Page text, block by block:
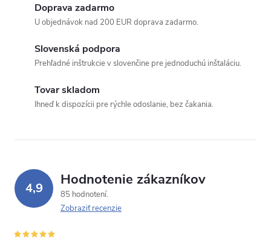
Doprava zadarmo
U objednávok nad 200 EUR doprava zadarmo.
Slovenská podpora
Prehľadné inštrukcie v slovenčine pre jednoduchú inštaláciu.
Tovar skladom
Ihneď k dispozícii pre rýchle odoslanie, bez čakania.
4,9 Hodnotenie zákazníkov
85 hodnotení
Zobraziť recenzie